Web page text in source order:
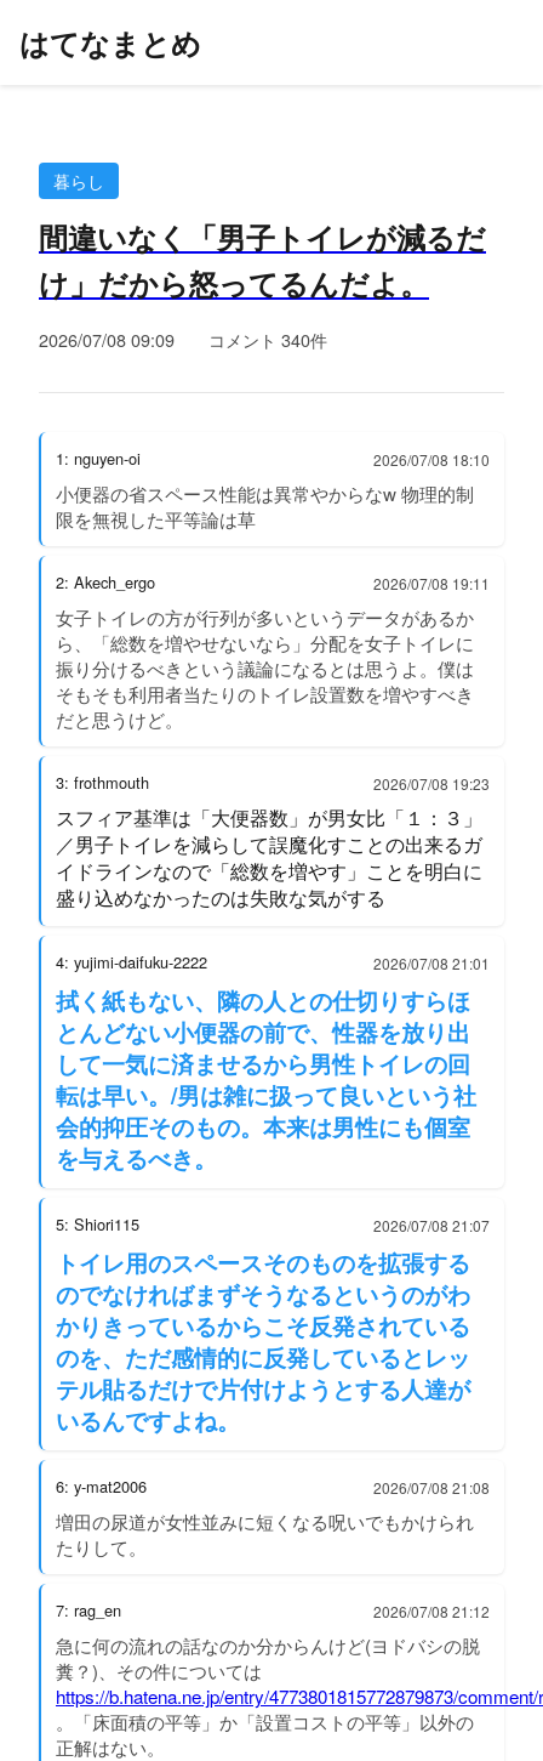
はてなまとめ
暮らし
間違いなく「男子トイレが減るだ
け」だから怒ってるんだよ。
2026/07/08 09:09 コメント 340件
1: nguyen-oi 2026/07/08 18:10
小便器の省スペース性能は異常やからなw 物理的制
限を無視した平等論は草
2: Akech_ergo 2026/07/08 19:11
女子トイレの方が行列が多いというデータがあるか
ら、「総数を増やせないなら」分配を女子トイレに
振り分けるべきという議論になるとは思うよ。僕は
そもそも利用者当たりのトイレ設置数を増やすべき
だと思うけど。
3: frothmouth 2026/07/08 19:23
スフィア基準は「大便器数」が男女比「１：３」
／男子トイレを減らして誤魔化すことの出来るガ
イドラインなので「総数を増やす」ことを明白に
盛り込めなかったのは失敗な気がする
4: yujimi-daifuku-2222 2026/07/08 21:01
拭く紙もない、隣の人との仕切りすらほ
とんどない小便器の前で、性器を放り出
して一気に済ませるから男性トイレの回
転は早い。/男は雑に扱って良いという社
会的抑圧そのもの。本来は男性にも個室
を与えるべき。
5: Shiori115 2026/07/08 21:07
トイレ用のスペースそのものを拡張する
のでなければまずそうなるというのがわ
かりきっているからこそ反発されている
のを、ただ感情的に反発しているとレッ
テル貼るだけで片付けようとする人達が
いるんですよね。
6: y-mat2006 2026/07/08 21:08
増田の尿道が女性並みに短くなる呪いでもかけられ
たりして。
7: rag_en 2026/07/08 21:12
急に何の流れの話なのか分からんけど(ヨドバシの脱
糞？)、その件については
https://b.hatena.ne.jp/entry/4773801815772879873/
。「床面積の平等」か「設置コストの平等」以外の
正解はない。